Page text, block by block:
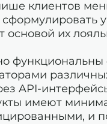
клиентов
их
функциональны
API-
имеют
и